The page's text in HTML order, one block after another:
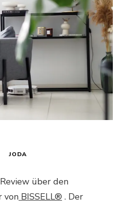
JODA
über den
von BISSELL® . Der